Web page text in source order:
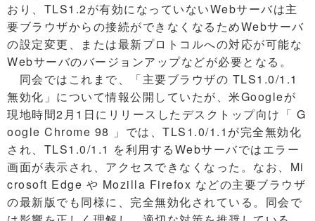
おり、TLS1.2が有効になっていないWebサーバは主
要ブラウザからの接続ができなくなるためWebサーバ
の設定変更、または最新プロトコルへの対応が可能な
Webサーバのバージョンアップなどが必要となる。
同会ではこれまで、「主要ブラウザの TLS1.0/1.1
無効化」について情報公開していたが、米Googleが
現地時間2月1日にリリースしたデスクトップ向け「 G
oogle Chrome 98 」では、TLS1.0/1.1が完全無効化
され、TLS1.0/1.1 を利用するWebサーバではエラー
画面が表示され、アクセスできなくなった。なお、Mi
crosoft Edge や Mozilla Firefox などの主要ブラウザ
の最新版でも同様に、完全無効化されている。同会で